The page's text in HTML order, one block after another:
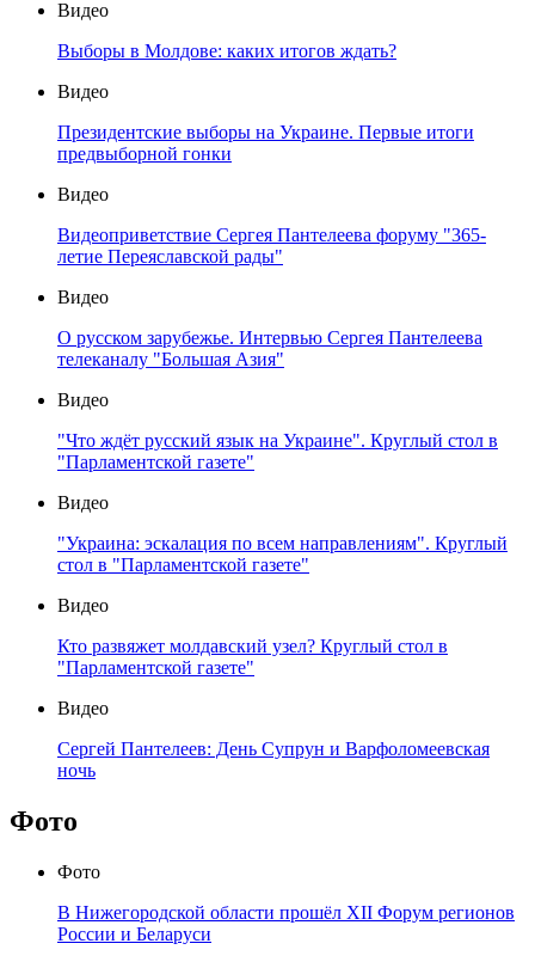
Видео
Выборы в Молдове: каких итогов ждать?
Видео
Президентские выборы на Украине. Первые итоги
предвыборной гонки
Видео
Видеоприветствие Сергея Пантелеева форуму "365-
летие Переяславской рады"
Видео
О русском зарубежье. Интервью Сергея Пантелеева
телеканалу "Большая Азия"
Видео
"Что ждёт русский язык на Украине". Круглый стол в
"Парламентской газете"
Видео
"Украина: эскалация по всем направлениям". Круглый
стол в "Парламентской газете"
Видео
Кто развяжет молдавский узел? Круглый стол в
"Парламентской газете"
Видео
Сергей Пантелеев: День Супрун и Варфоломеевская
ночь
Фото
Фото
В Нижегородской области прошёл XII Форум регионов
России и Беларуси